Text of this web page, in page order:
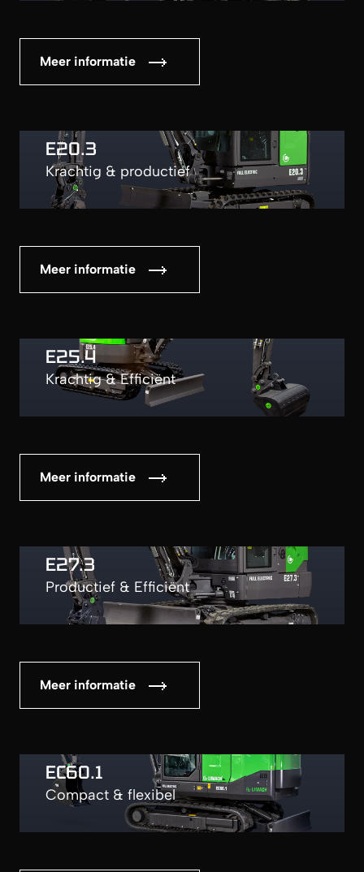
Meer informatie
E20.3
Krachtig & productief
Meer informatie
E25.4
Krachtig & Efficiënt
Meer informatie
E27.3
Productief & Efficiënt
Meer informatie
EC60.1
Compact & flexibel